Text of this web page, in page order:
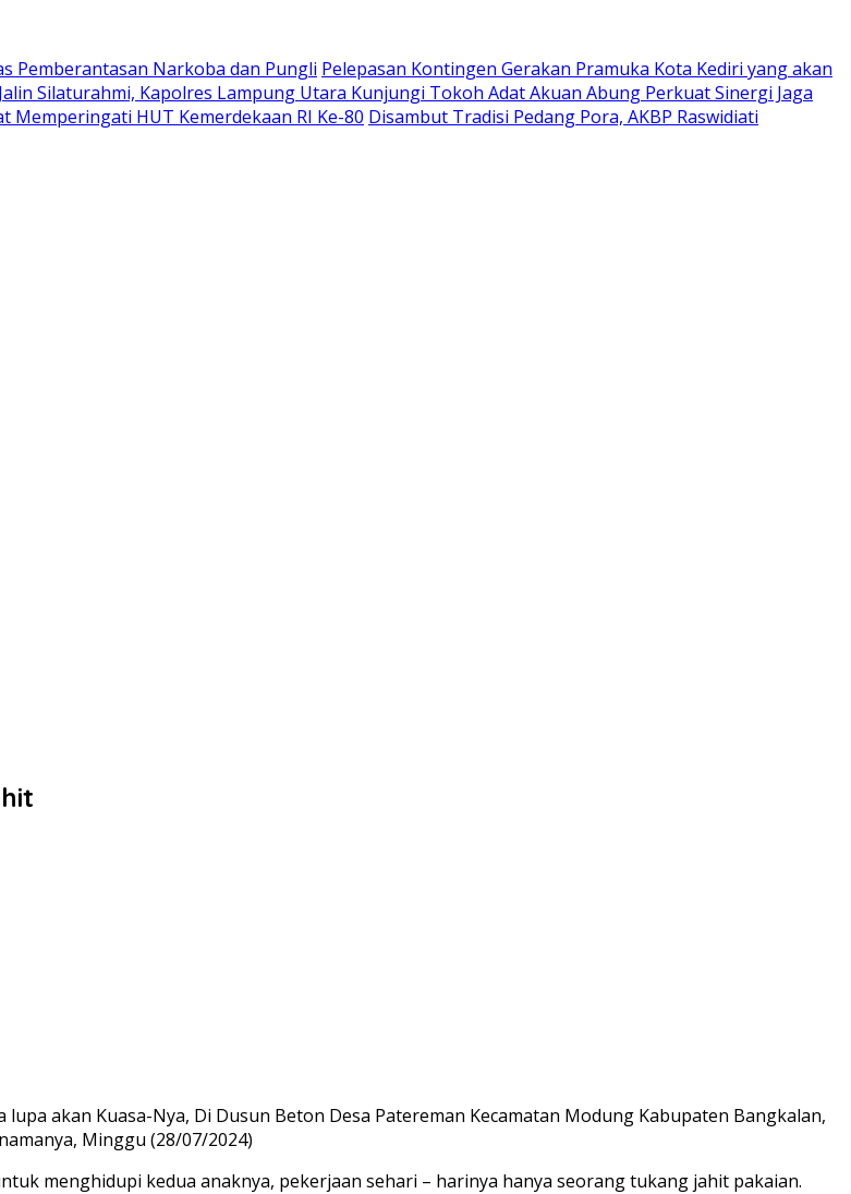
Pemberantasan Narkoba dan Pungli Pelepasan Kontingen Gerakan Pramuka Kota Kediri yang akan
Jalin Silaturahmi, Kapolres Lampung Utara Kunjungi Tokoh Adat Akuan Abung Perkuat Sinergi Jaga
Memperingati HUT Kemerdekaan RI Ke-80 Disambut Tradisi Pedang Pora, AKBP Raswidiati
akan Kuasa-Nya, Di Dusun Beton Desa Patereman Kecamatan Modung Kabupaten Bangkalan,
Minggu (28/07/2024)
menghidupi kedua anaknya, pekerjaan sehari – harinya hanya seorang tukang jahit pakaian.